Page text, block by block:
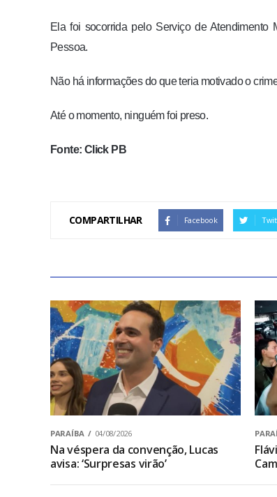
Ela foi socorrida pelo Serviço de
Pessoa.
Não há informações do que teria motivado o
Até o momento, ninguém foi preso.
Fonte: Click PB
COMPARTILHAR Facebook
PARAÍBA 04/08/2026
Na véspera da convenção, Lucas
avisa: ‘Surpresas virão’